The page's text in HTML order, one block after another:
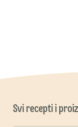
Svi recepti i